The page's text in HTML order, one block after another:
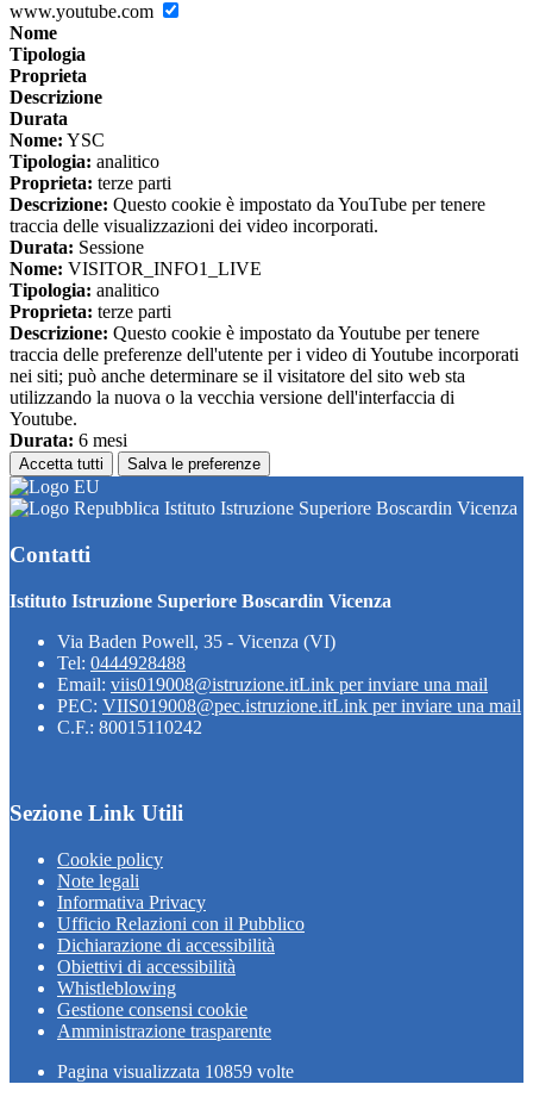
www.youtube.com
Nome
Tipologia
Proprieta
Descrizione
Durata
Nome: YSC
Tipologia: analitico
Proprieta: terze parti
Descrizione: Questo cookie è impostato da YouTube per tenere
traccia delle visualizzazioni dei video incorporati.
Durata: Sessione
Nome: VISITOR_INFO1_LIVE
Tipologia: analitico
Proprieta: terze parti
Descrizione: Questo cookie è impostato da Youtube per tenere
traccia delle preferenze dell'utente per i video di Youtube incorporati
nei siti; può anche determinare se il visitatore del sito web sta
utilizzando la nuova o la vecchia versione dell'interfaccia di
Youtube.
Durata: 6 mesi
Accetta tutti Salva le preferenze
Istituto Istruzione Superiore Boscardin Vicenza
Contatti
Istituto Istruzione Superiore Boscardin Vicenza
Via Baden Powell, 35 - Vicenza (VI)
Tel: 0444928488
Email: viis019008@istruzione.itLink per inviare una mail
PEC: VIIS019008@pec.istruzione.itLink per inviare una mail
C.F.: 80015110242
Sezione Link Utili
Cookie policy
Note legali
Informativa Privacy
Ufficio Relazioni con il Pubblico
Dichiarazione di accessibilità
Obiettivi di accessibilità
Whistleblowing
Gestione consensi cookie
Amministrazione trasparente
Pagina visualizzata 10859 volte